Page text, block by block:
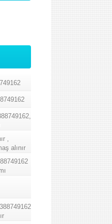
,
alınır